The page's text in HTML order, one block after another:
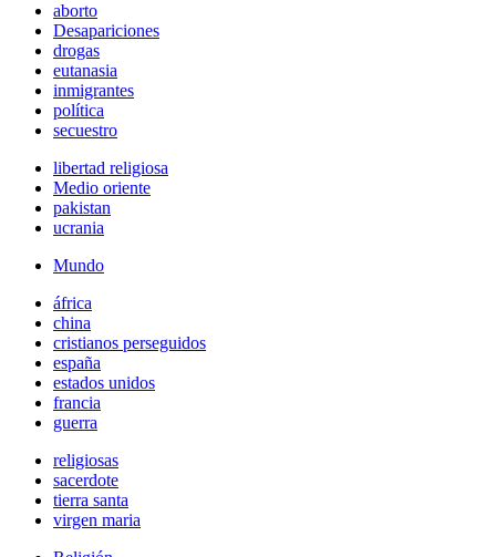
aborto
Desapariciones
drogas
eutanasia
inmigrantes
política
secuestro
libertad religiosa
Medio oriente
pakistan
ucrania
Mundo
áfrica
china
cristianos perseguidos
españa
estados unidos
francia
guerra
religiosas
sacerdote
tierra santa
virgen maria